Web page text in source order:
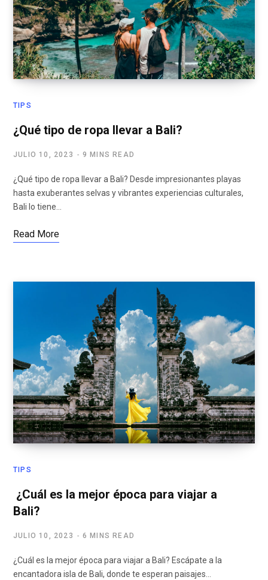
TIPS
¿Qué tipo de ropa llevar a Bali?
JULIO 10, 2023 9 MINS READ
¿Qué tipo de ropa llevar a Bali? Desde impresionantes playas
hasta exuberantes selvas y vibrantes experiencias culturales,
Bali lo tiene…
Read More
TIPS
¿Cuál es la mejor época para viajar a
Bali?
JULIO 10, 2023 6 MINS READ
¿Cuál es la mejor época para viajar a Bali? Escápate a la
encantadora isla de Bali, donde te esperan paisajes…